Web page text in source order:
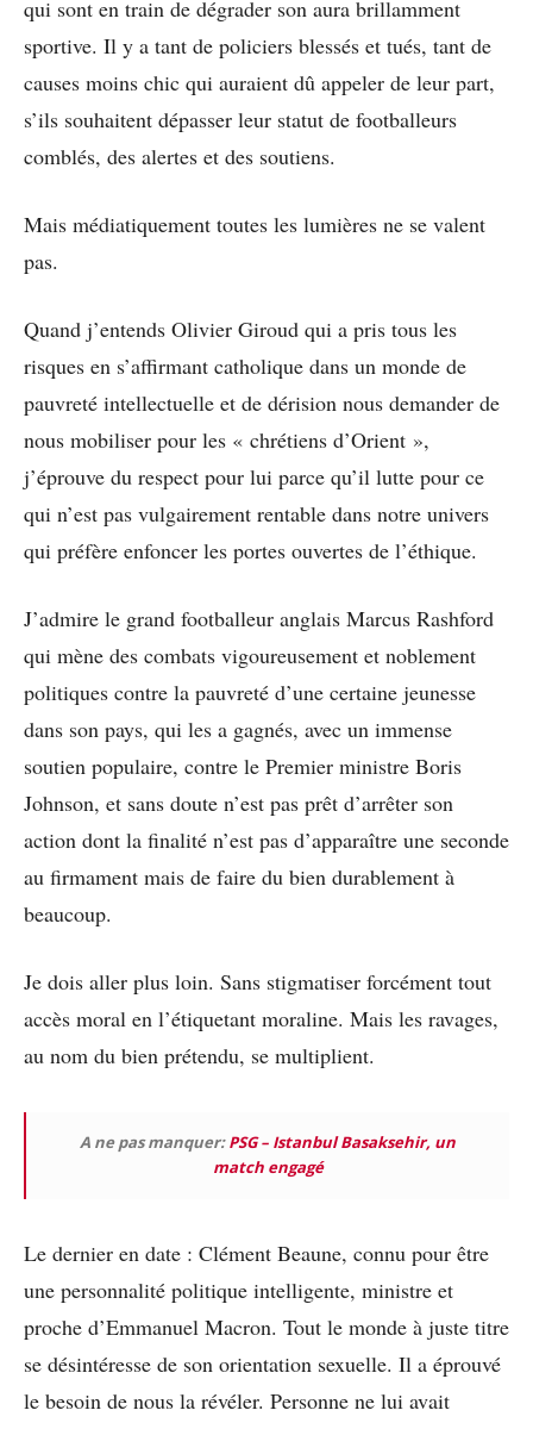
qui sont en train de dégrader son aura brillamment
sportive. Il y a tant de policiers blessés et tués, tant de
causes moins chic qui auraient dû appeler de leur part,
s’ils souhaitent dépasser leur statut de footballeurs
comblés, des alertes et des soutiens.
Mais médiatiquement toutes les lumières ne se valent
pas.
Quand j’entends Olivier Giroud qui a pris tous les
risques en s’affirmant catholique dans un monde de
pauvreté intellectuelle et de dérision nous demander de
nous mobiliser pour les « chrétiens d’Orient »,
j’éprouve du respect pour lui parce qu’il lutte pour ce
qui n’est pas vulgairement rentable dans notre univers
qui préfère enfoncer les portes ouvertes de l’éthique.
J’admire le grand footballeur anglais Marcus Rashford
qui mène des combats vigoureusement et noblement
politiques contre la pauvreté d’une certaine jeunesse
dans son pays, qui les a gagnés, avec un immense
soutien populaire, contre le Premier ministre Boris
Johnson, et sans doute n’est pas prêt d’arrêter son
action dont la finalité n’est pas d’apparaître une seconde
au firmament mais de faire du bien durablement à
beaucoup.
Je dois aller plus loin. Sans stigmatiser forcément tout
accès moral en l’étiquetant moraline. Mais les ravages,
au nom du bien prétendu, se multiplient.
A ne pas manquer:PSG – Istanbul Basaksehir, un
match engagé
Le dernier en date : Clément Beaune, connu pour être
une personnalité politique intelligente, ministre et
proche d’Emmanuel Macron. Tout le monde à juste titre
se désintéresse de son orientation sexuelle. Il a éprouvé
le besoin de nous la révéler. Personne ne lui avait